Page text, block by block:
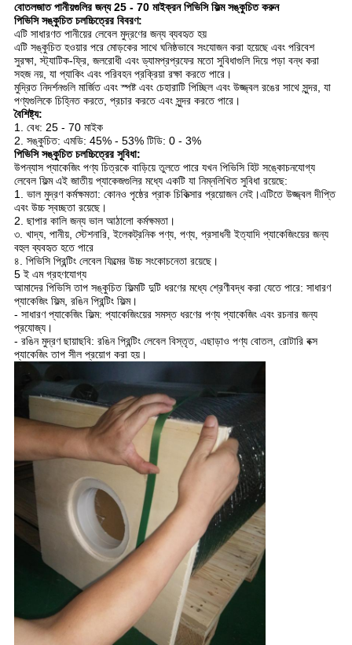
বোতলজাত পানীয়গুলির জন্য 25 - 70 মাইক্রন পিভিসি ফিল্ম সঙ্কুচিত করুন
পিভিসি সঙ্কুচিত চলচ্চিত্রের বিবরণ:
এটি সাধারণত পানীয়ের লেবেল মুদ্রণের জন্য ব্যবহৃত হয়
এটি সঙ্কুচিত হওয়ার পরে মোড়কের সাথে ঘনিষ্ঠভাবে সংযোজন করা হয়েছে এবং পরিবেশ
সুরক্ষা, স্ট্যাটিক-ফ্রি, জলরোধী এবং ড্যামপ্রপ্রফের মতো সুবিধাগুলি দিয়ে পড়া বন্ধ করা
সহজ নয়, যা প্যাকিং এবং পরিবহন প্রক্রিয়া রক্ষা করতে পারে।
মুদ্রিত নিদর্শনগুলি মার্জিত এবং স্পষ্ট এবং চেহারাটি পিচ্ছিল এবং উজ্জ্বল রঙের সাথে সুন্দর, যা
পণ্যগুলিকে চিহ্নিত করতে, প্রচার করতে এবং সুন্দর করতে পারে।
বৈশিষ্ট্য:
1. বেধ: 25 - 70 মাইক
2. সঙ্কুচিত: এমডি: 45% - 53% টিডি: 0 - 3%
পিভিসি সঙ্কুচিত চলচ্চিত্রের সুবিধা:
উপন্যাস প্যাকেজিং পণ্য চিত্রকে বাড়িয়ে তুলতে পারে যখন পিভিসি হিট সঙ্কোচনযোগ্য
লেবেল ফিল্ম এই জাতীয় প্যাকেজগুলির মধ্যে একটি যা নিম্নলিখিত সুবিধা রয়েছে:
1. ভাল মুদ্রণ কর্মক্ষমতা: কোনও পৃষ্ঠের প্রাক চিকিত্সার প্রয়োজন নেই।এটিতে উজ্জ্বল দীপ্তি
এবং উচ্চ স্বচ্ছতা রয়েছে।
2. ছাপার কালি জন্য ভাল আঠালো কর্মক্ষমতা।
৩. খাদ্য, পানীয়, স্টেশনারি, ইলেকট্রনিক পণ্য, পণ্য, প্রসাধনী ইত্যাদি প্যাকেজিংয়ের জন্য
বহুল ব্যবহৃত হতে পারে
৪. পিভিসি প্রিন্টিং লেবেল ফিল্মের উচ্চ সংকোচনেতা রয়েছে।
5 ই এম গ্রহণযোগ্য
আমাদের পিভিসি তাপ সঙ্কুচিত ফিল্মটি দুটি ধরণের মধ্যে শ্রেণীবদ্ধ করা যেতে পারে: সাধারণ
প্যাকেজিং ফিল্ম, রঙিন প্রিন্টিং ফিল্ম।
- সাধারণ প্যাকেজিং ফিল্ম: প্যাকেজিংয়ের সমস্ত ধরণের পণ্য প্যাকেজিং এবং রচনার জন্য
প্রযোজ্য।
- রঙিন মুদ্রণ ছায়াছবি: রঙিন প্রিন্টিং লেবেল বিস্তৃত, এছাড়াও পণ্য বোতল, রোটারি বক্স
প্যাকেজিং তাপ সীল প্রয়োগ করা হয়।